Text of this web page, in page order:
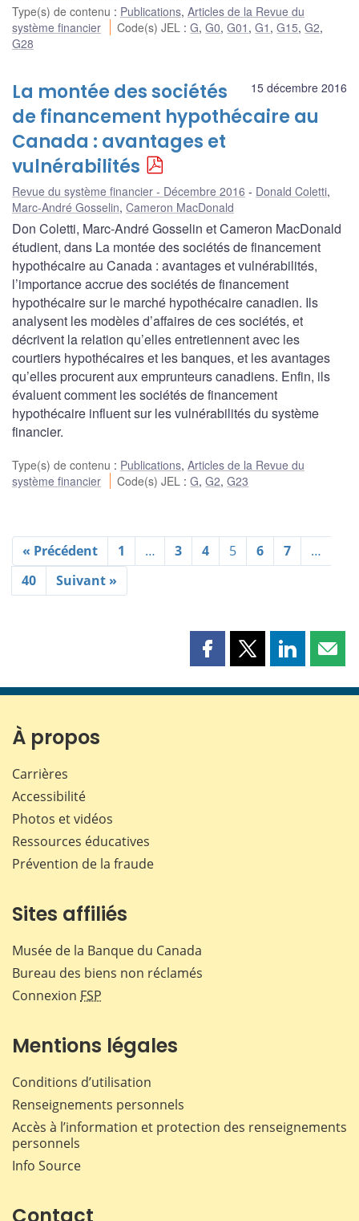
Type(s) de contenu : Publications, Articles de la Revue du
système financier
Code(s) JEL :G,G0,G01 ,G1 ,G15,G2,
G28
15 décembre 2016
La montée des sociétés
de financement hypothécaire au
Canada : avantages et
vulnérabilités
Revue du système financier - Décembre 2016 Donald Coletti,
Marc-André Gosselin, Cameron MacDonald
Don Coletti, Marc-André Gosselin et Cameron MacDonald
étudient, dans La montée des sociétés de financement
hypothécaire au Canada : avantages et vulnérabilités,
l’importance accrue des sociétés de financement
hypothécaire sur le marché hypothécaire canadien. Ils
analysent les modèles d’affaires de ces sociétés, et
décrivent la relation qu’elles entretiennent avec les
courtiers hypothécaires et les banques, et les avantages
qu’elles procurent aux emprunteurs canadiens. Enfin, ils
évaluent comment les sociétés de financement
hypothécaire influent sur les vulnérabilités du système
financier.
Type(s) de contenu : Publications, Articles de la Revue du
système financier
Code(s) JEL :G,G2,G23
« Précédent 1 … 3 4 5 6 7
…
40
Suivant »
Partager
page
Partager
page
Partager
page page
À propos
Carrières
Accessibilité
Photos et vidéos
Ressources éducatives
Prévention de la fraude
Sites affiliés
Musée de la Banque du Canada
Bureau des biens non réclamés
Connexion FSP
Mentions légales
Conditions d’utilisation
Renseignements personnels
Accès à l’information et protection des renseignements
personnels
Info Source